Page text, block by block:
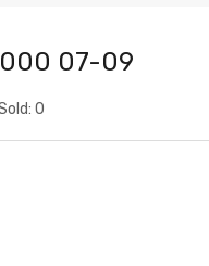
07-09
0